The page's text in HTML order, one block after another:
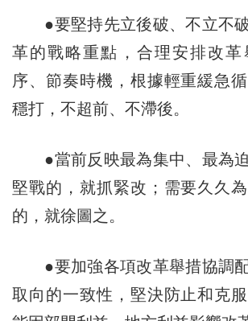
●要堅持先立後破、不立不破
革的戰略重點，合理安排改革
序、節奏時機，根據輕重緩急
穩打，不超前、不滯後。
●當前反映最為集中、最為
堅戰的，就抓緊改；需要久久
的，就徐圖之。
●要加強各項改革舉措協調配
取向的一致性，堅決防止和克